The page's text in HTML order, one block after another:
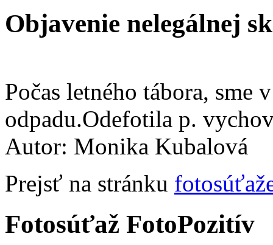
Objavenie nelegálnej
Počas letného tábora,
odpadu.Odefotila p.
Autor: Monika Kubalová
Prejsť na stránku
Fotosúťaž FotoPozitív